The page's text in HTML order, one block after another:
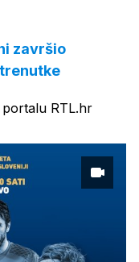
završio
RTL.hr